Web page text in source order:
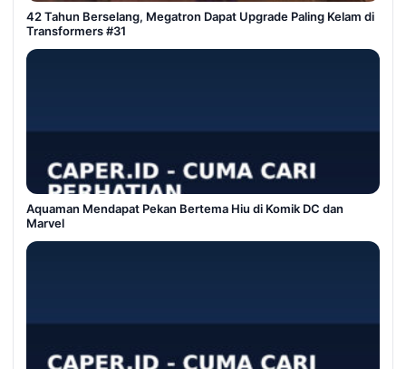
42 Tahun Berselang, Megatron Dapat Upgrade Paling Kelam di
Transformers #31
Aquaman Mendapat Pekan Bertema Hiu di Komik DC dan
Marvel